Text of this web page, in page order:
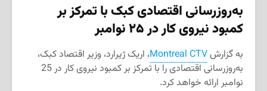
به‌روزرسانی اقتصادی کبک با تمرکز بر
کمبود نیروی کار در ۲۵ نوامبر
به گزارشMontreal CTV، اریک ژیرارد، وزیر اقتصاد کبک،
به‌روزرسانی اقتصادی را با تمرکز بر کمبود نیروی کار در 25
نوامبر ارائه خواهد کرد.